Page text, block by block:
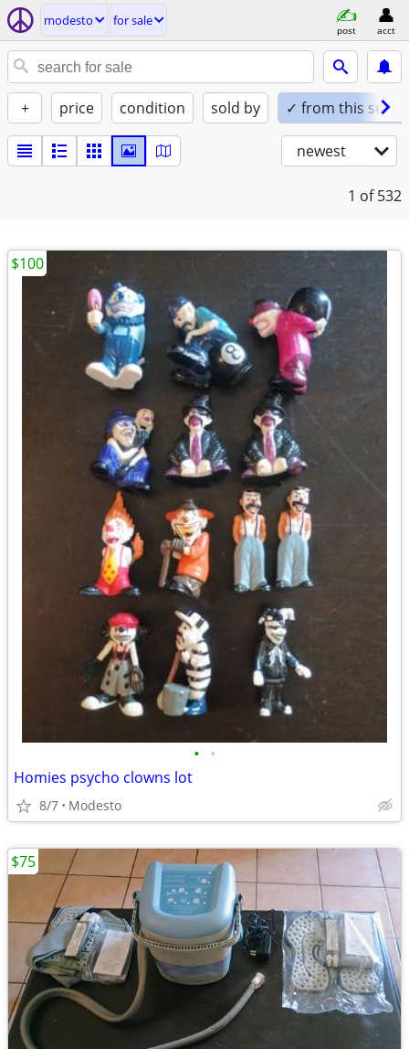
modesto for sale
post acct
+ price condition sold by ✓ from this seller
newest
1 of 532
• •
Homies psycho clowns lot
8/7 Modesto
$100
$75